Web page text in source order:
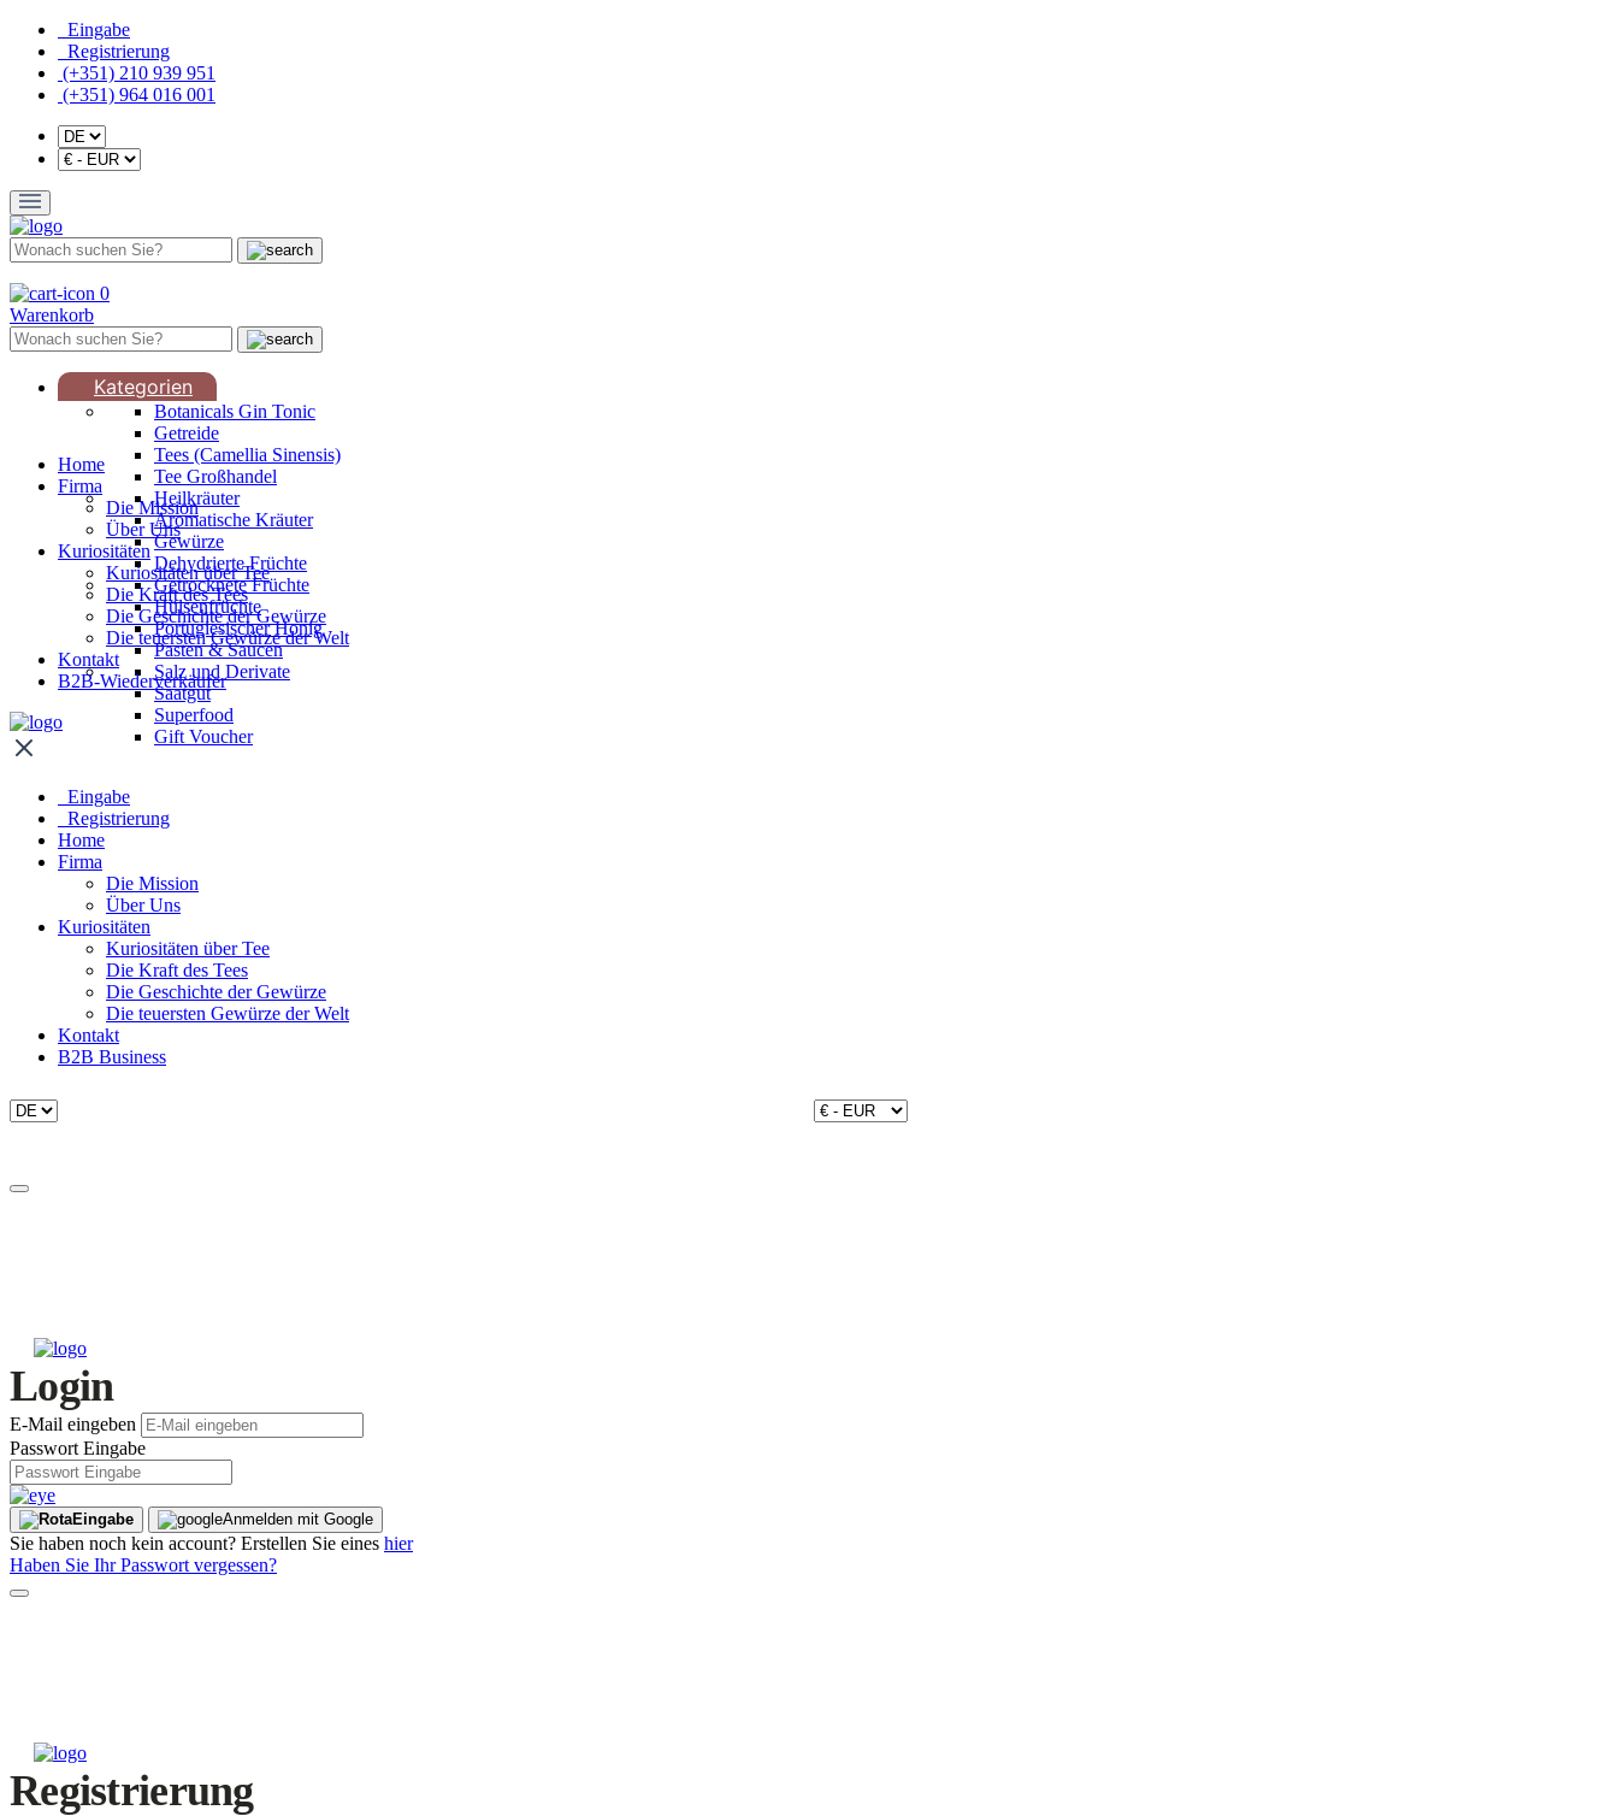
Eingabe
Registrierung
(+351) 210 939 951
(+351) 964 016 001
0
Warenkorb
Kategorien
Botanicals Gin Tonic
Getreide
Tees (Camellia Sinensis)
Tee Großhandel
Heilkräuter
Aromatische Kräuter
Gewürze
Dehydrierte Früchte
Getrocknete Früchte
Hülsenfrüchte
Portugiesischer Honig
Pasten & Saucen
Salz und Derivate
Saatgut
Superfood
Gift Voucher
Home
Firma
Die Mission
Über Uns
Kuriositäten
Kuriositäten über Tee
Die Kraft des Tees
Die Geschichte der Gewürze
Die teuersten Gewürze der Welt
Kontakt
B2B-Wiederverkäufer
Eingabe
Registrierung
Home
Firma
Die Mission
Über Uns
Kuriositäten
Kuriositäten über Tee
Die Kraft des Tees
Die Geschichte der Gewürze
Die teuersten Gewürze der Welt
Kontakt
B2B Business
Login
E-Mail eingeben
Passwort Eingabe
Eingabe Anmelden mit Google
Sie haben noch kein account? Erstellen Sie eines hier
Haben Sie Ihr Passwort vergessen?
Registrierung